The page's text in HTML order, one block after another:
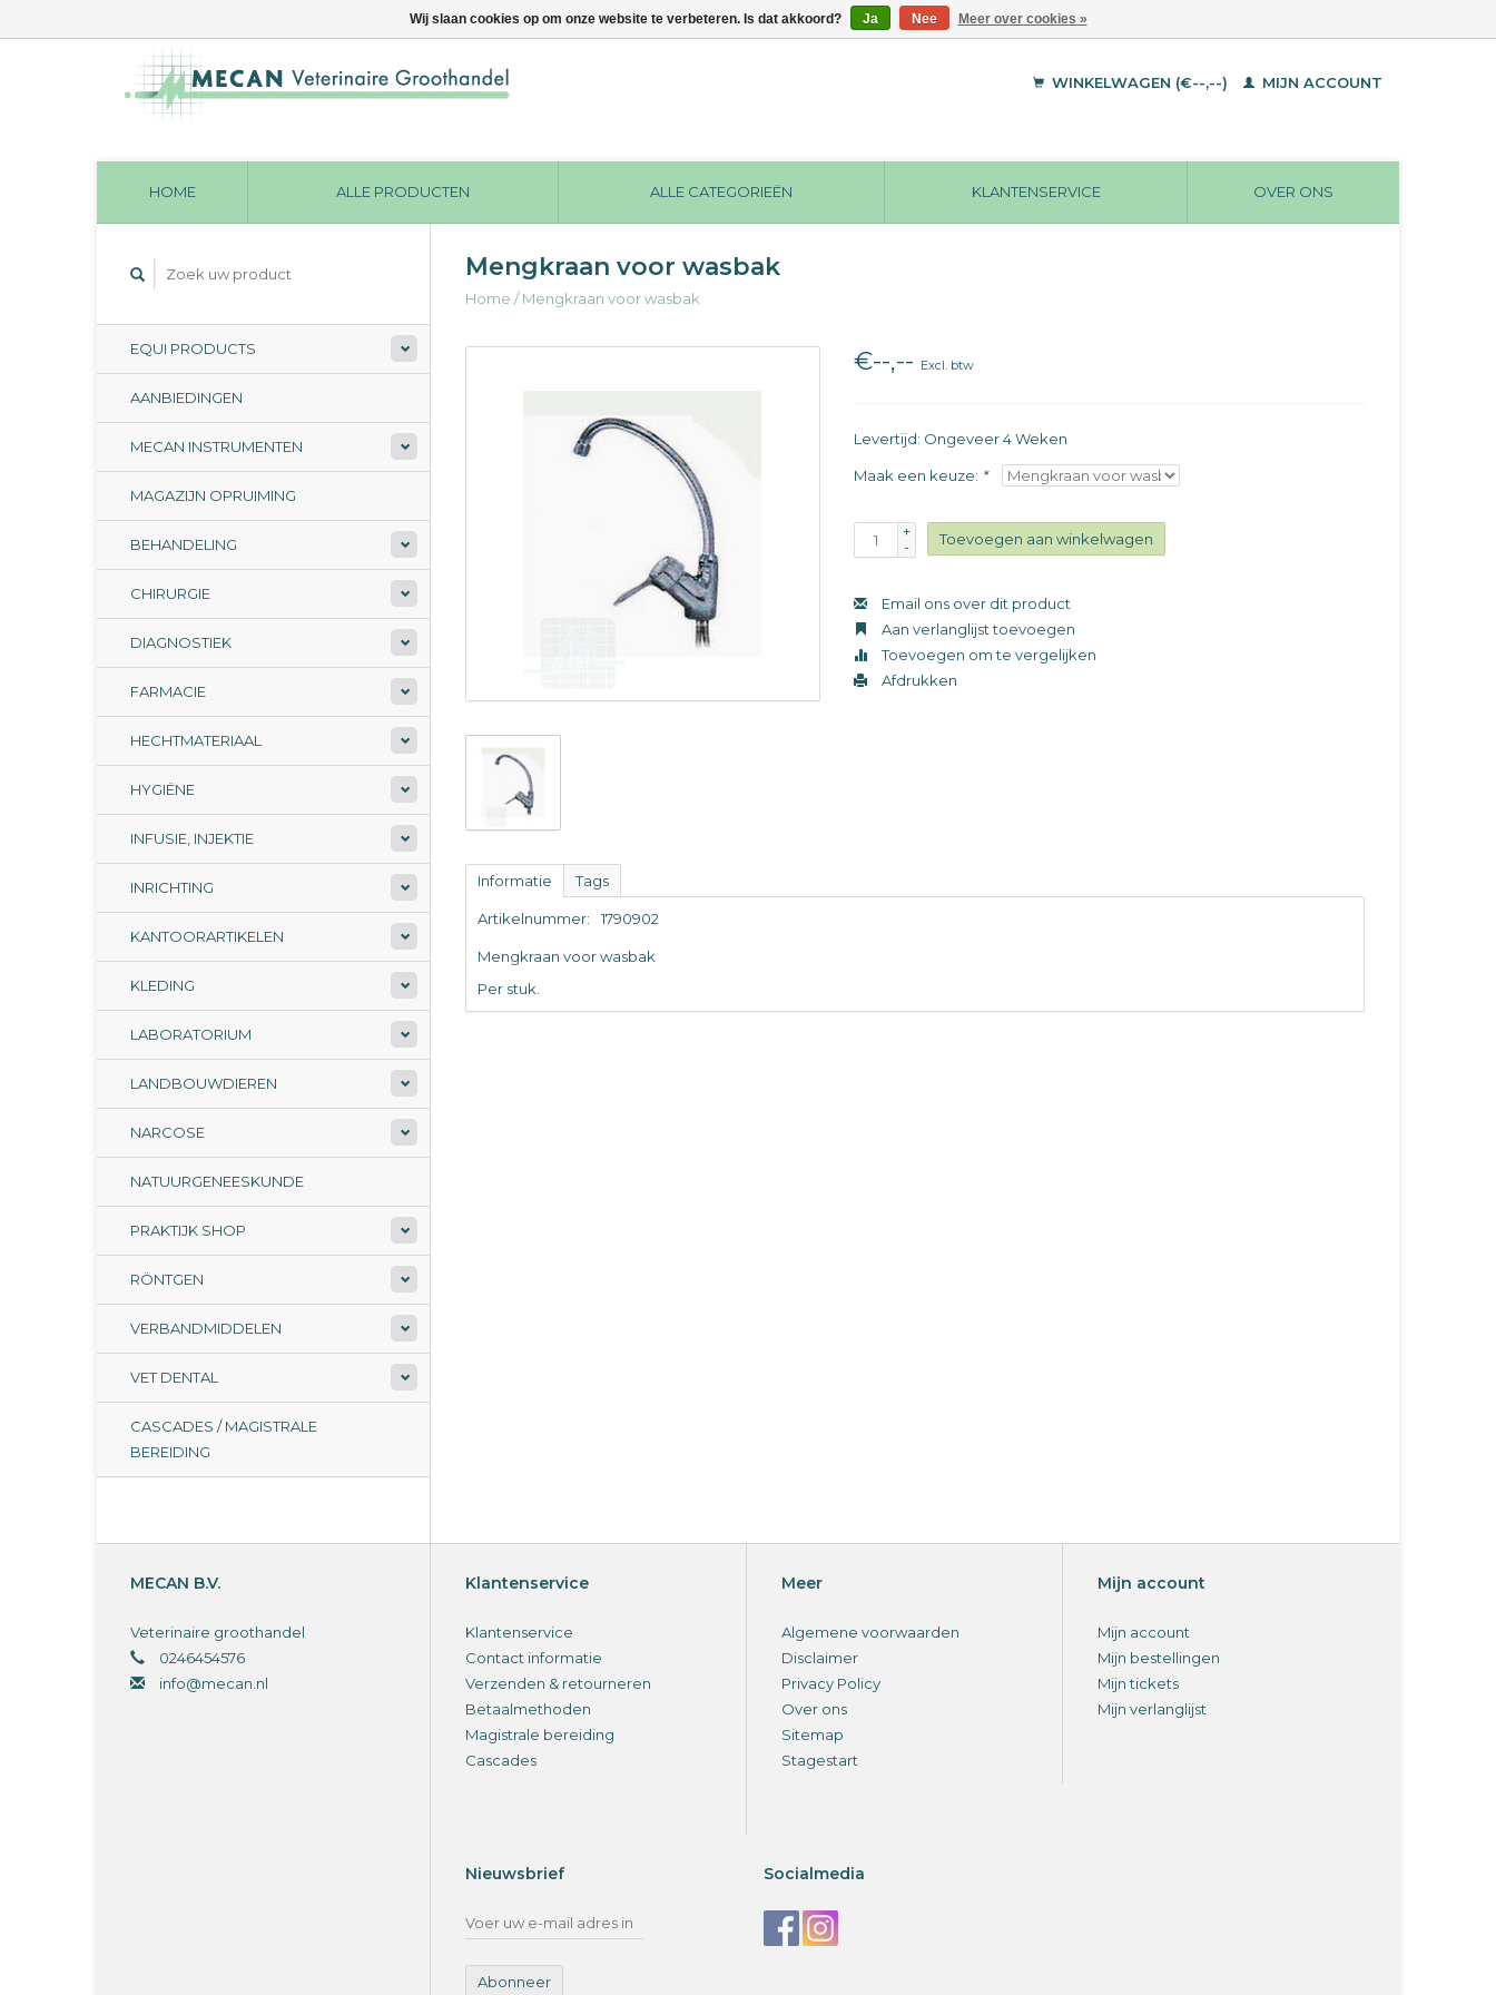
WINKELWAGEN (€--,--) MIJN ACCOUNT
HOME ALLE PRODUCTEN ALLE CATEGORIEËN KLANTENSERVICE OVER ONS
EQUI PRODUCTS
AANBIEDINGEN
MECAN INSTRUMENTEN
MAGAZIJN OPRUIMING
BEHANDELING
CHIRURGIE
DIAGNOSTIEK
FARMACIE
HECHTMATERIAAL
HYGIËNE
INFUSIE, INJEKTIE
INRICHTING
KANTOORARTIKELEN
KLEDING
LABORATORIUM
LANDBOUWDIEREN
NARCOSE
NATUURGENEESKUNDE
PRAKTIJK SHOP
RÖNTGEN
VERBANDMIDDELEN
VET DENTAL
CASCADES / MAGISTRALE
BEREIDING
Mengkraan voor wasbak
Home /Mengkraan voor wasbak
€--,-- Excl. btw
Levertijd: Ongeveer 4 Weken
Maak een keuze: *
+
-
Toevoegen aan winkelwagen
Email ons over dit product
Aan verlanglijst toevoegen
Toevoegen om te vergelijken
Afdrukken
Informatie Tags
Artikelnummer: 1790902
Mengkraan voor wasbak
Per stuk.
MECAN B.V.
Veterinaire groothandel
0246454576
info@mecan.nl
Klantenservice
Klantenservice
Contact informatie
Verzenden & retourneren
Betaalmethoden
Magistrale bereiding
Cascades
Meer
Algemene voorwaarden
Disclaimer
Privacy Policy
Over ons
Sitemap
Stagestart
Mijn account
Mijn account
Mijn bestellingen
Mijn tickets
Mijn verlanglijst
Nieuwsbrief
Abonneer
Socialmedia
Wij slaan cookies op om onze website te verbeteren. Is dat akkoord? Ja Nee Meer over cookies »